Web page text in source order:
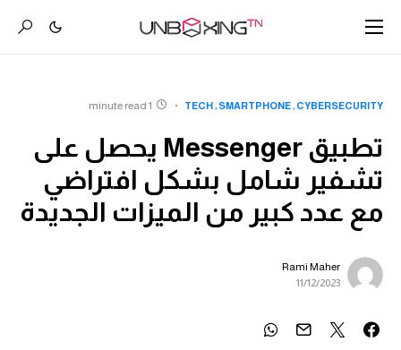
CYBERSECURITY
SMARTPHONE
TECH
1 minute read
تطبيق Messenger يحصل على
تشفير شامل بشكل افتراضي
مع عدد كبير من الميزات الجديدة
Rami Maher
11/12/2023